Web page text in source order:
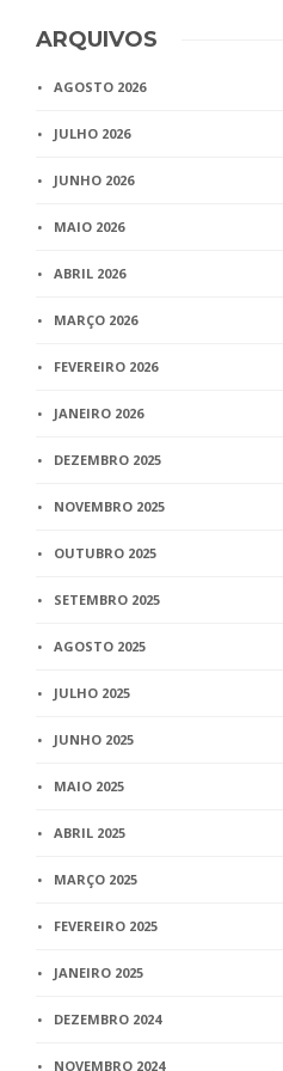
ARQUIVOS
AGOSTO 2026
JULHO 2026
JUNHO 2026
MAIO 2026
ABRIL 2026
MARÇO 2026
FEVEREIRO 2026
JANEIRO 2026
DEZEMBRO 2025
NOVEMBRO 2025
OUTUBRO 2025
SETEMBRO 2025
AGOSTO 2025
JULHO 2025
JUNHO 2025
MAIO 2025
ABRIL 2025
MARÇO 2025
FEVEREIRO 2025
JANEIRO 2025
DEZEMBRO 2024
NOVEMBRO 2024